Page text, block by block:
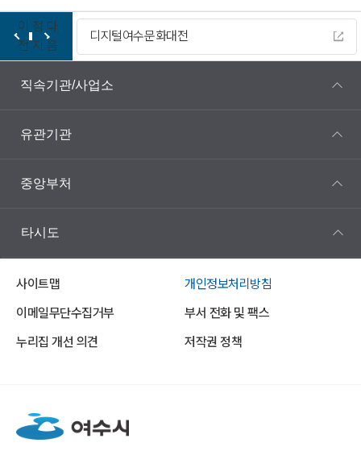
이
전
정
지
다
음
디지털여수문화대전
직속기관/사업소
유관기관
중앙부처
타시도
사이트맵
개인정보처리방침
이메일무단수집거부
부서 전화 및 팩스
누리집 개선 의견
저작권 정책